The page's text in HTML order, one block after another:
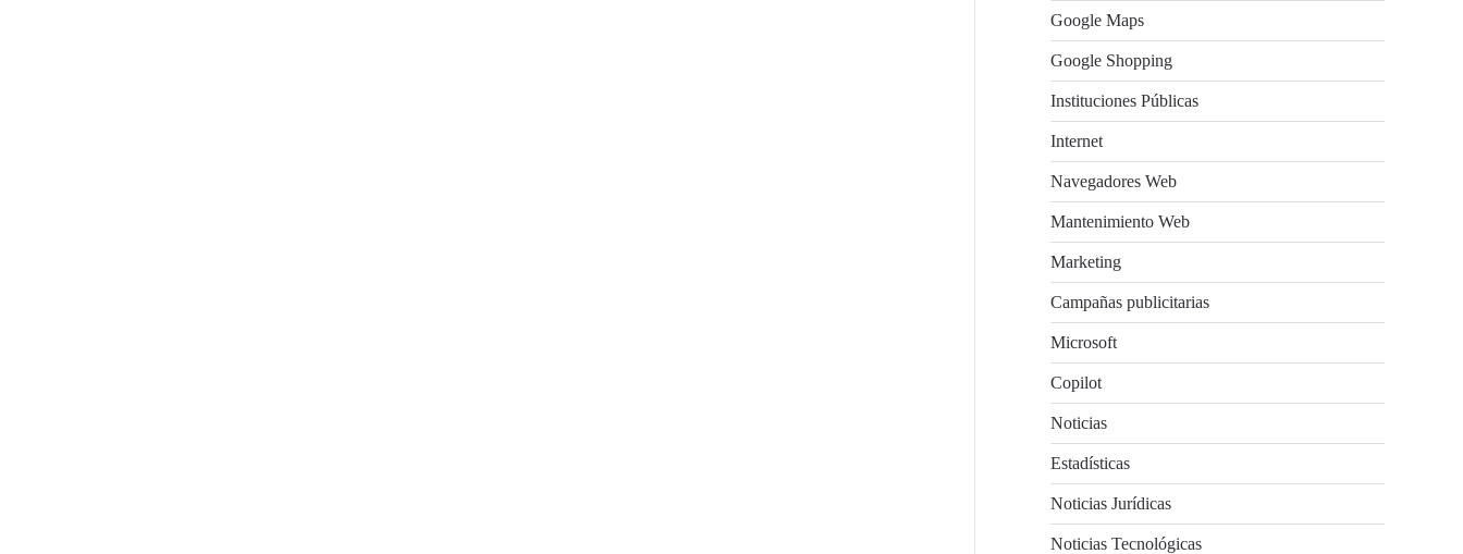
Google Maps
Google Shopping
Instituciones Públicas
Internet
Navegadores Web
Mantenimiento Web
Marketing
Campañas publicitarias
Microsoft
Copilot
Noticias
Estadísticas
Noticias Jurídicas
Noticias Tecnológicas